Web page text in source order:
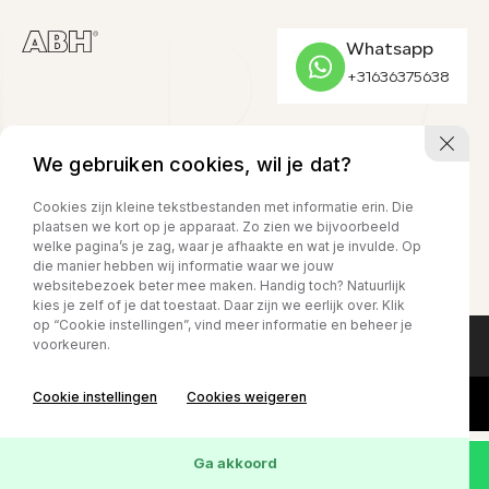
ADRES
2142 LB, Cruquius
OPENINGSTIJDEN
Ma. t/m vr
08.00 - 17.00
Za.
08.00 - 15.00
Zo.
Gesloten
Whatsapp
+31636375638
CONTACT
023-524 24 90
verkoop@abh1.nl
ADRES
Kruisweg 1525
2142 LB, Cruquius
OPENINGSTIJDEN
Ma. t/m vr
08.00 - 17.00
Za.
08.00 - 15.00
Zo.
Gesloten
Privacy policy
We gebruiken cookies, wil je dat?
Cookies zijn kleine tekstbestanden met informatie erin. Die
plaatsen we kort op je apparaat. Zo zien we bijvoorbeeld
welke pagina’s je zag, waar je afhaakte en wat je invulde. Op
die manier hebben wij informatie waar we jouw
websitebezoek beter mee maken. Handig toch? Natuurlijk
kies je zelf of je dat toestaat. Daar zijn we eerlijk over. Klik
op “Cookie instellingen”, vind meer informatie en beheer je
voorkeuren.
Cookie instellingen Cookies weigeren
Ga akkoord